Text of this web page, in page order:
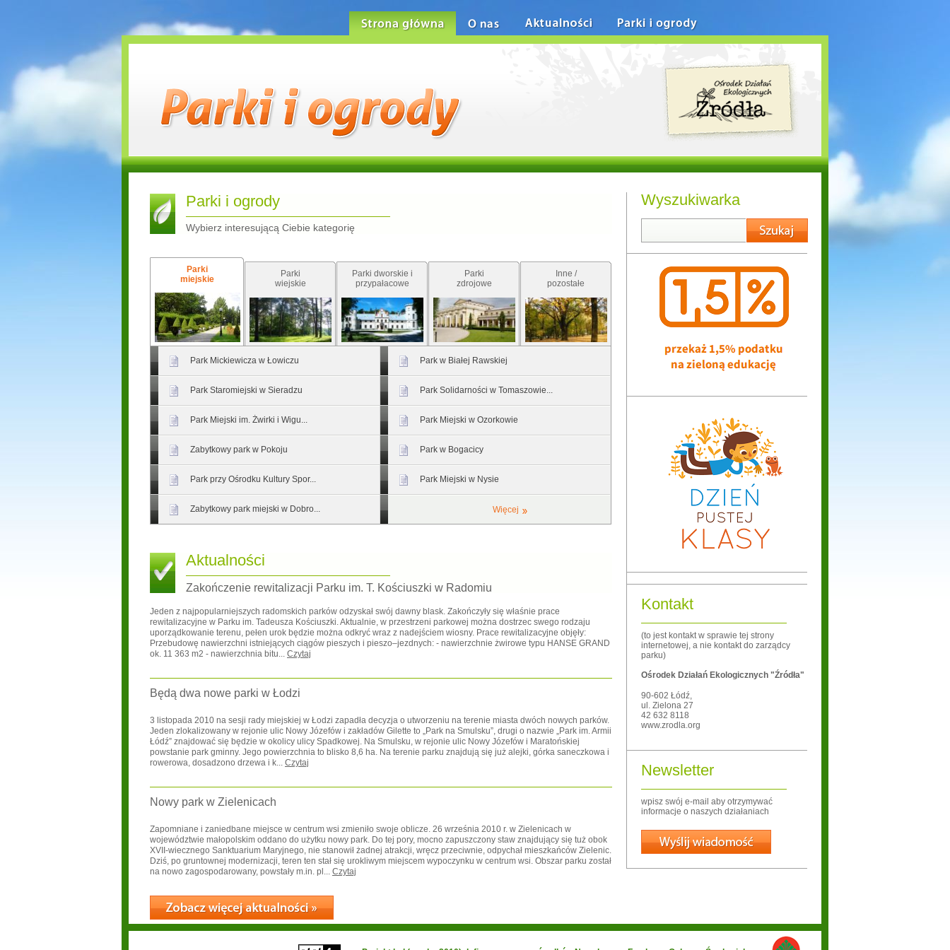
Parki i ogrody
Wybierz interesującą Ciebie kategorię
Parki
miejskie
Parki
wiejskie
Parki dworskie i
przypałacowe
Parki
zdrojowe
Inne /
pozostałe
Park Mickiewicza w Łowiczu Park w Białej Rawskiej
Park Staromiejski w Sieradzu Park Solidarności w Tomaszowie...
Park Miejski im. Żwirki i Wigu... Park Miejski w Ozorkowie
Zabytkowy park w Pokoju Park w Bogacicy
Park przy Ośrodku Kultury Spor... Park Miejski w Nysie
Zabytkowy park miejski w Dobro... Więcej
Aktualności
Zakończenie rewitalizacji Parku im. T. Kościuszki w Radomiu
Jeden z najpopularniejszych radomskich parków odzyskał swój dawny blask. Zakończyły się właśnie prace
rewitalizacyjne w Parku im. Tadeusza Kościuszki. Aktualnie, w przestrzeni parkowej można dostrzec swego rodzaju
uporządkowanie terenu, pełen urok będzie można odkryć wraz z nadejściem wiosny. Prace rewitalizacyjne objęły:
Przebudowę nawierzchni istniejących ciągów pieszych i pieszo–jezdnych: - nawierzchnie żwirowe typu HANSE GRAND
ok. 11 363 m2 - nawierzchnia bitu... Czytaj
Będą dwa nowe parki w Łodzi
3 listopada 2010 na sesji rady miejskiej w Łodzi zapadła decyzja o utworzeniu na terenie miasta dwóch nowych parków.
Jeden zlokalizowany w rejonie ulic Nowy Józefów i zakładów Gilette to „Park na Smulsku”, drugi o nazwie „Park im. Armii
Łódź” znajdować się będzie w okolicy ulicy Spadkowej. Na Smulsku, w rejonie ulic Nowy Józefów i Maratońskiej
powstanie park gminny. Jego powierzchnia to blisko 8,6 ha. Na terenie parku znajdują się już alejki, górka saneczkowa i
rowerowa, dosadzono drzewa i k... Czytaj
Nowy park w Zielenicach
Zapomniane i zaniedbane miejsce w centrum wsi zmieniło swoje oblicze. 26 września 2010 r. w Zielenicach w
województwie małopolskim oddano do użytku nowy park. Do tej pory, mocno zapuszczony staw znajdujący się tuż obok
XVII-wiecznego Sanktuarium Maryjnego, nie stanowił żadnej atrakcji, wręcz przeciwnie, odpychał mieszkańców Zielenic.
Dziś, po gruntownej modernizacji, teren ten stał się urokliwym miejscem wypoczynku w centrum wsi. Obszar parku został
na nowo zagospodarowany, powstały m.in. pl... Czytaj
Wyszukiwarka
Kontakt
(to jest kontakt w sprawie tej strony
internetowej, a nie kontakt do zarządcy
parku)
Ośrodek Działań Ekologicznych "Źródła"
90-602 Łódź,
ul. Zielona 27
42 632 8118
www.zrodla.org
Newsletter
wpisz swój e-mail aby otrzymywać
informacje o naszych działaniach
Wyślij
Strona główna O nas Aktualności Parki i ogrody